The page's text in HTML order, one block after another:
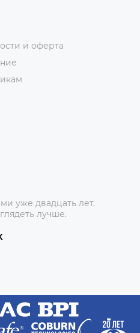
и оферта
уже двадцать лет.
лучше.